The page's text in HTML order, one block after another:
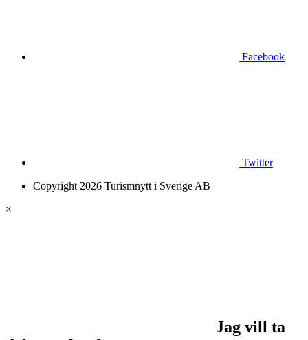
Facebook
Twitter
Copyright 2026 Turismnytt i Sverige AB
×
Jag vill ta